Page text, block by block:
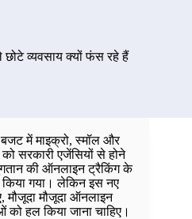
छोटे व्यवसाय क्यों फंस रहे हैं
बजट में माइक्रो, स्मॉल और
को सरकारी एजेंसियों से होने
की ऑनलाइन ट्रैकिंग के
किया गया। लेकिन इस नए
मौजूदा मौजूदा ऑनलाइन
हल किया जाना चाहिए।